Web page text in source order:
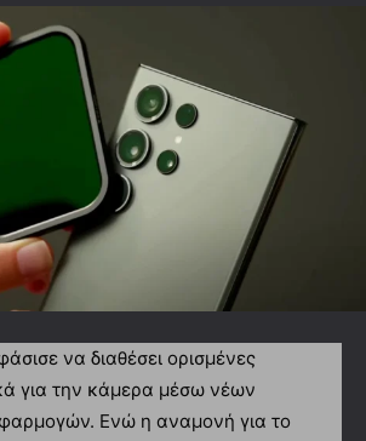
να διαθέσει ορισμένες
για την κάμερα μέσω νέων
Ενώ η αναμονή για το